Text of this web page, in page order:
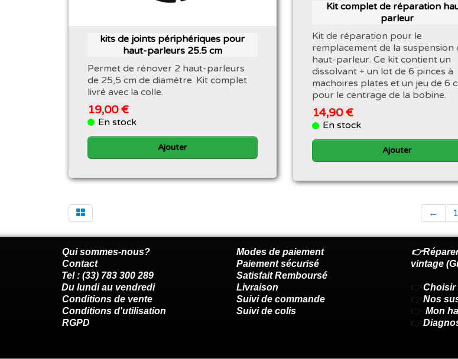
kits de joints périphériques pour
haut-parleurs 25.5 cm
Permet de rénover 2 haut-parleurs
de 25,5 cm de diamètre. Kit complet
livré avec la colle.
19,00 €
En stock
Ajouter
Kit complet de réparation
parleur
Kit de réparation pour le
remplacement de la suspension
haut-parleur. Ce kit contient un
dissolvant + un lot de 6 pinces à
machoires plates et un jeu de 6
pour le centrage de la bobine.
14,90 €
En stock
Ajouter
← 1
Qui sommes-nous?
Contact
Tel : (33) 783 300 289
Du lundi au vendredi
Conditions de vente
Conditions d'utilisation
RGPD
Modes de paiement
Paiement sécurisé
Satisfait Remboursé
Livraison
Suivi de commande
Suivi de colis
vintage
👉 Choisir
👉 Nos
👉 Mon
👉